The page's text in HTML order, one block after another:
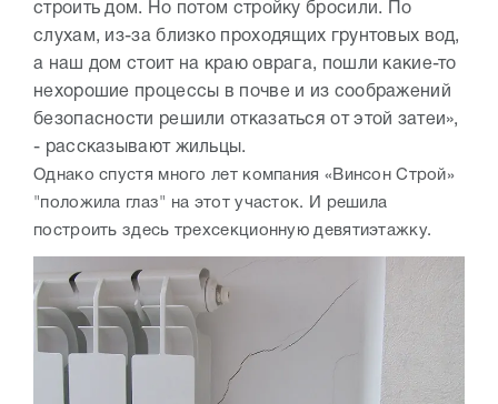
строить дом. Но потом стройку бросили. По
слухам, из-за близко проходящих грунтовых вод,
а наш дом стоит на краю оврага, пошли какие-то
нехорошие процессы в почве и из соображений
безопасности решили отказаться от этой затеи»,
- рассказывают жильцы.
Однако спустя много лет компания «Винсон Строй»
"положила глаз" на этот участок. И решила
построить здесь трехсекционную девятиэтажку.